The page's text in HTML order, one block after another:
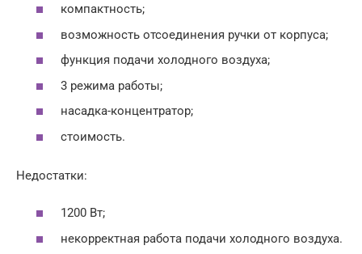
компактность;
возможность отсоединения ручки от корпуса;
функция подачи холодного воздуха;
3 режима работы;
насадка-концентратор;
стоимость.
Недостатки:
1200 Вт;
некорректная работа подачи холодного воздуха.